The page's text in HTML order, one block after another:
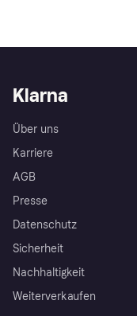
Klarna
Über uns
Karriere
AGB
Presse
Datenschutz
Sicherheit
Nachhaltigkeit
Weiterverkaufen